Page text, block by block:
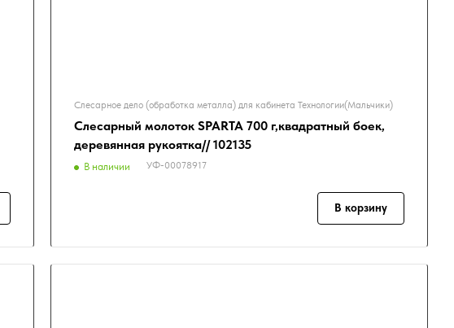
Слесарное дело (обработка металла) для кабинета Технологии(Мальчики)
Слесарный молоток SPARTA 700 г,квадратный боек,
деревянная рукоятка// 102135
В наличии УФ-00078917
В корзину